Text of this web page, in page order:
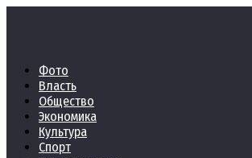
Фото
Власть
Общество
Экономика
Культура
Спорт